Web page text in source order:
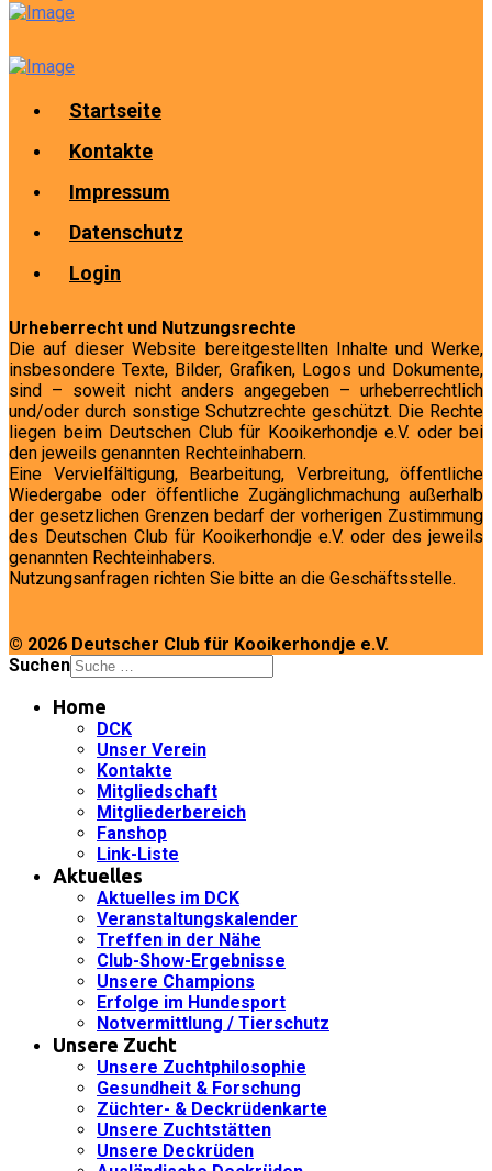
Startseite
Kontakte
Impressum
Datenschutz
Login
Urheberrecht und Nutzungsrechte
Die auf dieser Website bereitgestellten Inhalte und Werke,
insbesondere Texte, Bilder, Grafiken, Logos und Dokumente,
sind – soweit nicht anders angegeben – urheberrechtlich
und/oder durch sonstige Schutzrechte geschützt. Die Rechte
liegen beim Deutschen Club für Kooikerhondje e.V. oder bei
den jeweils genannten Rechteinhabern.
Eine Vervielfältigung, Bearbeitung, Verbreitung, öffentliche
Wiedergabe oder öffentliche Zugänglichmachung außerhalb
der gesetzlichen Grenzen bedarf der vorherigen Zustimmung
des Deutschen Club für Kooikerhondje e.V. oder des jeweils
genannten Rechteinhabers.
Nutzungsanfragen richten Sie bitte an die Geschäftsstelle.
© 2026 Deutscher Club für Kooikerhondje e.V.
Suchen
Home
DCK
Unser Verein
Kontakte
Mitgliedschaft
Mitgliederbereich
Fanshop
Link-Liste
Aktuelles
Aktuelles im DCK
Veranstaltungskalender
Treffen in der Nähe
Club-Show-Ergebnisse
Unsere Champions
Erfolge im Hundesport
Notvermittlung / Tierschutz
Unsere Zucht
Unsere Zuchtphilosophie
Gesundheit & Forschung
Züchter- & Deckrüdenkarte
Unsere Zuchtstätten
Unsere Deckrüden